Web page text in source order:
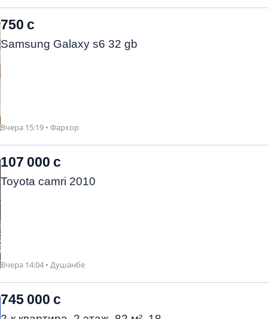
750 с
Samsung Galaxy s6 32 gb
Вчера 15:19 • Фархор
107 000 с
Toyota camri 2010
Вчера 14:04 • Душанбе
745 000 с